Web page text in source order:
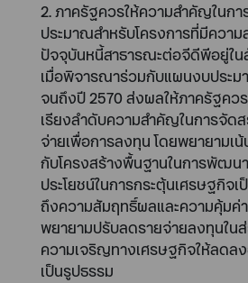
2. ภาครัฐควรให้ความสำคัญในก
ประมาณสำหรับโครงการที่มีควา
ปัจจุบันหนี้สาธารณะต่อจีดีพีอยู่ใน
เมื่อพิจารณาร่วมกับแผนงบประ
จนถึงปี 2570 ส่งผลให้ภาครัฐคว
เรียงลำดับความสำคัญในการจัด
จ่ายเพื่อการลงทุน โดยพยายามเน้
กับโครงสร้างพื้นฐานในการพัฒนา
ประโยชน์ในการกระตุ้นเศรษฐกิจ
ถึงความสัมฤทธิ์ผลและความคุ้มค่
พยายามปรับลดรายจ่ายลงทุนใน
ความเจริญทางเศรษฐกิจให้ลดล
เป็นรูปธรรม